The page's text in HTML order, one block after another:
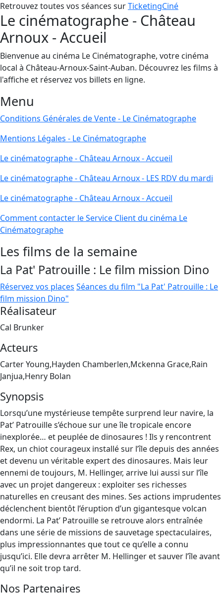
Retrouvez toutes vos séances surTicketingCiné
Le cinématographe - Château
Arnoux - Accueil
Bienvenue au cinéma Le Cinématographe, votre cinéma
local à Château-Arnoux-Saint-Auban. Découvrez les films à
l'affiche et réservez vos billets en ligne.
Menu
Conditions Générales de Vente - Le Cinématographe
Mentions Légales - Le Cinématographe
Le cinématographe - Château Arnoux - Accueil
Le cinématographe - Château Arnoux - LES RDV du mardi
Le cinématographe - Château Arnoux - Accueil
Comment contacter le Service Client du cinéma Le
Cinématographe
Les films de la semaine
La Pat' Patrouille : Le film mission Dino
Réservez vos places Séances du film "La Pat' Patrouille : Le
film mission Dino"
Réalisateur
Cal Brunker
Acteurs
Carter Young,Hayden Chamberlen,Mckenna Grace,Rain
Janjua,Henry Bolan
Synopsis
Lorsqu’une mystérieuse tempête surprend leur navire, la
Pat’ Patrouille s’échoue sur une île tropicale encore
inexplorée… et peuplée de dinosaures ! Ils y rencontrent
Rex, un chiot courageux installé sur l’île depuis des années
et devenu un véritable expert des dinosaures. Mais leur
ennemi de toujours, M. Hellinger, arrive lui aussi sur l’île
avec un projet dangereux : exploiter ses richesses
naturelles en creusant des mines. Ses actions imprudentes
déclenchent bientôt l’éruption d’un gigantesque volcan
endormi. La Pat’ Patrouille se retrouve alors entraînée
dans une série de missions de sauvetage spectaculaires,
plus impressionnantes que tout ce qu’elle a connu
jusqu’ici. Elle devra arrêter M. Hellinger et sauver l’île avant
qu’il ne soit trop tard.
Nos Partenaires